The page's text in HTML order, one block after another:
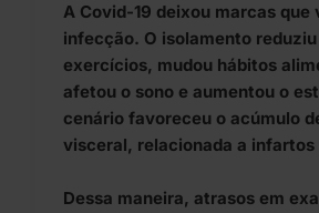
A Covid-19 deixou marcas que
infecção. O isolamento
exercícios, mudou hábitos
afetou o sono e aumentou o
cenário favoreceu o acúmulo
visceral, relacionada a infartos
Dessa maneira, atrasos em